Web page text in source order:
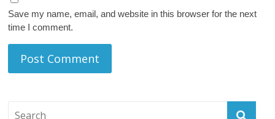
Save my name, email, and website in this browser for the next
time I comment.